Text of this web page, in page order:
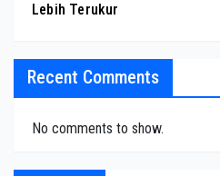
Lebih Terukur
Recent Comments
No comments to show.